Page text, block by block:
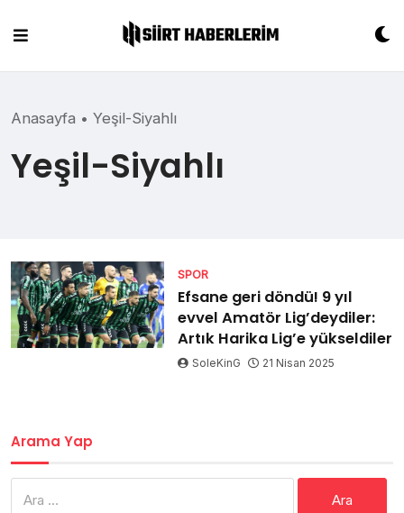
content
Anasayfa • Yeşil-Siyahlı
Yeşil-Siyahlı
SPOR
Efsane geri döndü! 9 yıl
evvel Amatör Lig’deydiler:
Artık Harika Lig’e yükseldiler
SoleKinG 21 Nisan 2025
Arama Yap